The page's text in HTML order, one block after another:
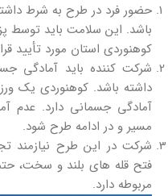
حضور فرد در طرح به شرط
باشد. این سلامت باید
کوهنوردی استان مورد تأیید
شرکت‌ کننده باید آمادگی
داشته باشد. کوهنوردی یک
آمادگی جسمانی دارد. عدم
مسیر و در ادامه طرح شود.
شرکت در این طرح نیازمند
فتح قله‌ های بلند و سخت،
مربوطه دارد.